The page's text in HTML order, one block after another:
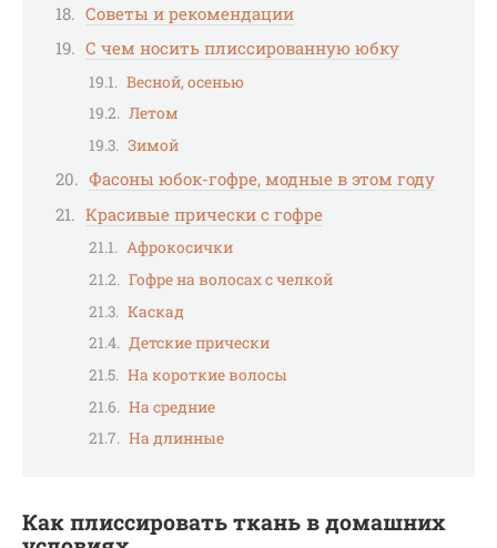
Советы и рекомендации
С чем носить плиссированную юбку
Весной, осенью
Летом
Зимой
Фасоны юбок-гофре, модные в этом году
Красивые прически с гофре
Афрокосички
Гофре на волосах с челкой
Каскад
Детские прически
На короткие волосы
На средние
На длинные
Как плиссировать ткань в домашних